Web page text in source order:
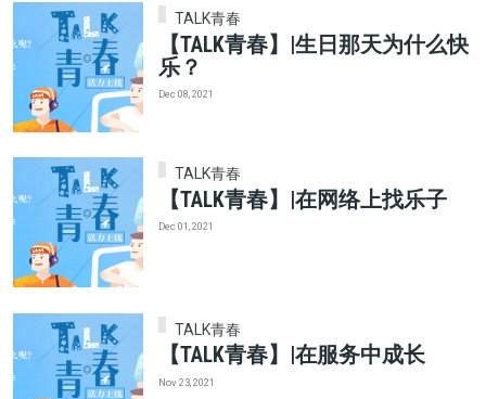
TALK青春
【TALK青春】|生日那天为什么快
乐？
Dec 08, 2021
TALK青春
【TALK青春】|在网络上找乐子
Dec 01, 2021
TALK青春
【TALK青春】|在服务中成长
Nov 23, 2021